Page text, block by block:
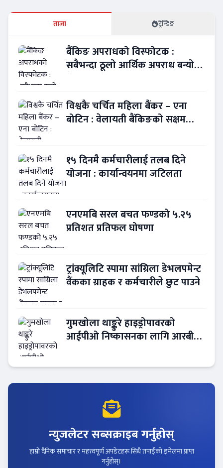
ताजा ट्रेन्डिङ
बैंकिङ अपराधको विस्फोटक :
सबैभन्दा ठूलो आर्थिक अपराध बन्यो
विश्वकै चर्चित महिला बैंकर – एना
बोटिन : वेलायती बैंकिङको सक्षम
१५ दिनमै कर्मचारीलाई तलब दिने
योजना : कार्यान्वयनमा जटिलता
एनएमबि सरल बचत फण्डको ५.२५
प्रतिशत प्रतिफल घोषणा
ट्रांक्यूलिटि स्पामा सांग्रिला डेभलपमेन्ट
वैंकका ग्राहक र कर्मचारीले छुट पाउने
गुमखोला थाङ्कुरे हाइड्रोपावरको
आईपीओ निष्कासनका लागि आरबीबी
न्युजलेटर सब्सक्राइब गर्नुहोस्
हाम्रो दैनिक समाचार र महत्त्वपूर्ण अपडेटहरू सिधै तपाईंको इमेलमा प्राप्त
गर्नुहोस्।